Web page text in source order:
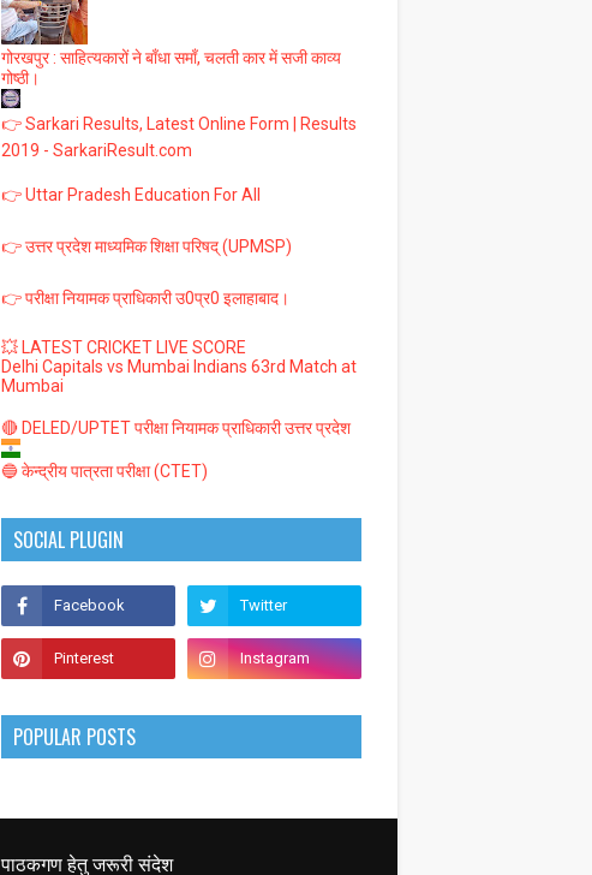
गोरखपुर : साहित्यकारों ने बाँधा समाँ, चलती कार में सजी काव्य
गोष्ठी।
👉 Sarkari Results, Latest Online Form | Results
2019 - SarkariResult.com
👉 Uttar Pradesh Education For All
👉 उत्तर प्रदेश माध्यमिक शिक्षा परिषद् (UPMSP)
👉 परीक्षा नियामक प्राधिकारी उ0प्र0 इलाहाबाद।
💥 LATEST CRICKET LIVE SCORE
Delhi Capitals vs Mumbai Indians 63rd Match at
Mumbai
🔴 DELED/UPTET परीक्षा नियामक प्राधिकारी उत्तर प्रदेश
🔵 केन्द्रीय पात्रता परीक्षा (CTET)
SOCIAL PLUGIN
POPULAR POSTS
पाठकगण हेतु जरूरी संदेश